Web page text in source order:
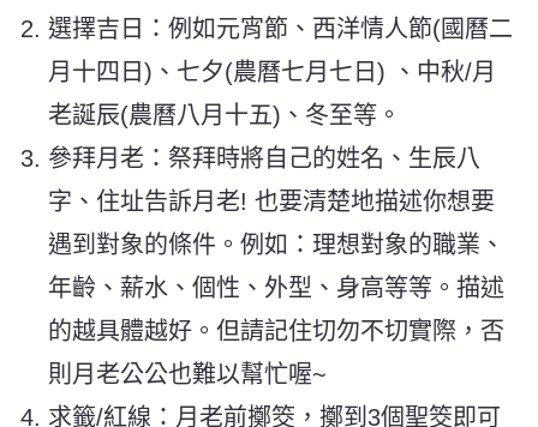
選擇吉日：例如元宵節、西洋情人節(國曆二
月十四日)、七夕(農曆七月七日) 、中秋/月
老誕辰(農曆八月十五)、冬至等。
參拜月老：祭拜時將自己的姓名、生辰八
字、住址告訴月老! 也要清楚地描述你想要
遇到對象的條件。例如：理想對象的職業、
年齡、薪水、個性、外型、身高等等。描述
的越具體越好。但請記住切勿不切實際，否
則月老公公也難以幫忙喔~
求籤/紅線：月老前擲筊，擲到3個聖筊即可